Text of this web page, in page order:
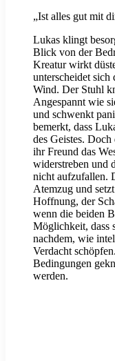
„Ist alles gut mit
Lukas klingt
Blick von der
Kreatur wirkt
unterscheidet sich
Wind. Der Stuhl
Angespannt wie
und schwenkt
bemerkt, dass
des Geistes.
ihr Freund das
widerstreben und
nicht aufzufallen.
Atemzug und
Hoffnung, der
wenn die beiden
Möglichkeit, dass
nachdem, wie
Verdacht
Bedingungen
werden.